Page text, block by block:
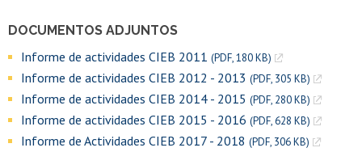
DOCUMENTOS ADJUNTOS
Informe de actividades CIEB 2011 (PDF, 180 KB)
Informe de actividades CIEB 2012 - 2013 (PDF, 305 KB)
Informe de actividades CIEB 2014 - 2015 (PDF, 280 KB)
Informe de actividades CIEB 2015 - 2016 (PDF, 628 KB)
Informe de Actividades CIEB 2017 - 2018 (PDF, 306 KB)